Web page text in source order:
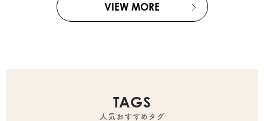
VIEW MORE
TAGS
人気おすすめタグ